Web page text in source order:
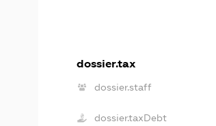
dossier.tax
dossier.staff
dossier.taxDebt